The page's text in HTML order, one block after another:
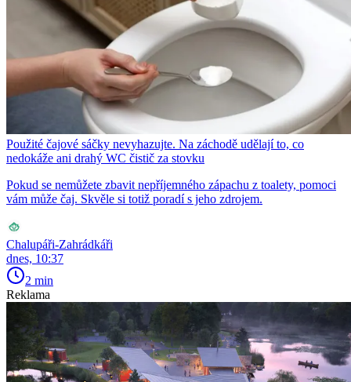
Použité čajové sáčky nevyhazujte. Na záchodě udělají to, co
nedokáže ani drahý WC čistič za stovku
Pokud se nemůžete zbavit nepříjemného zápachu z toalety, pomoci
vám může čaj. Skvěle si totiž poradí s jeho zdrojem.
Chalupáři-Zahrádkáři
dnes, 10:37
2 min
Reklama